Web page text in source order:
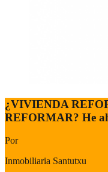
¿VIVIENDA
REFORMAR? He
Por
Inmobiliaria Santutxu